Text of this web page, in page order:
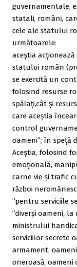
guvernamentale,
statali, români,
cele ale statului
următoarele:
aceștia
statului român
se exercită un
folosind resurse
spălați,cât și
care aceștia
control
oameni”; în speță
Aceștia, folosind
emoțională,
carne vie și trafic
război
”pentru serviciile
”diverși oameni,
ministrului
serviciilor secrete
armament,
oneroasă,